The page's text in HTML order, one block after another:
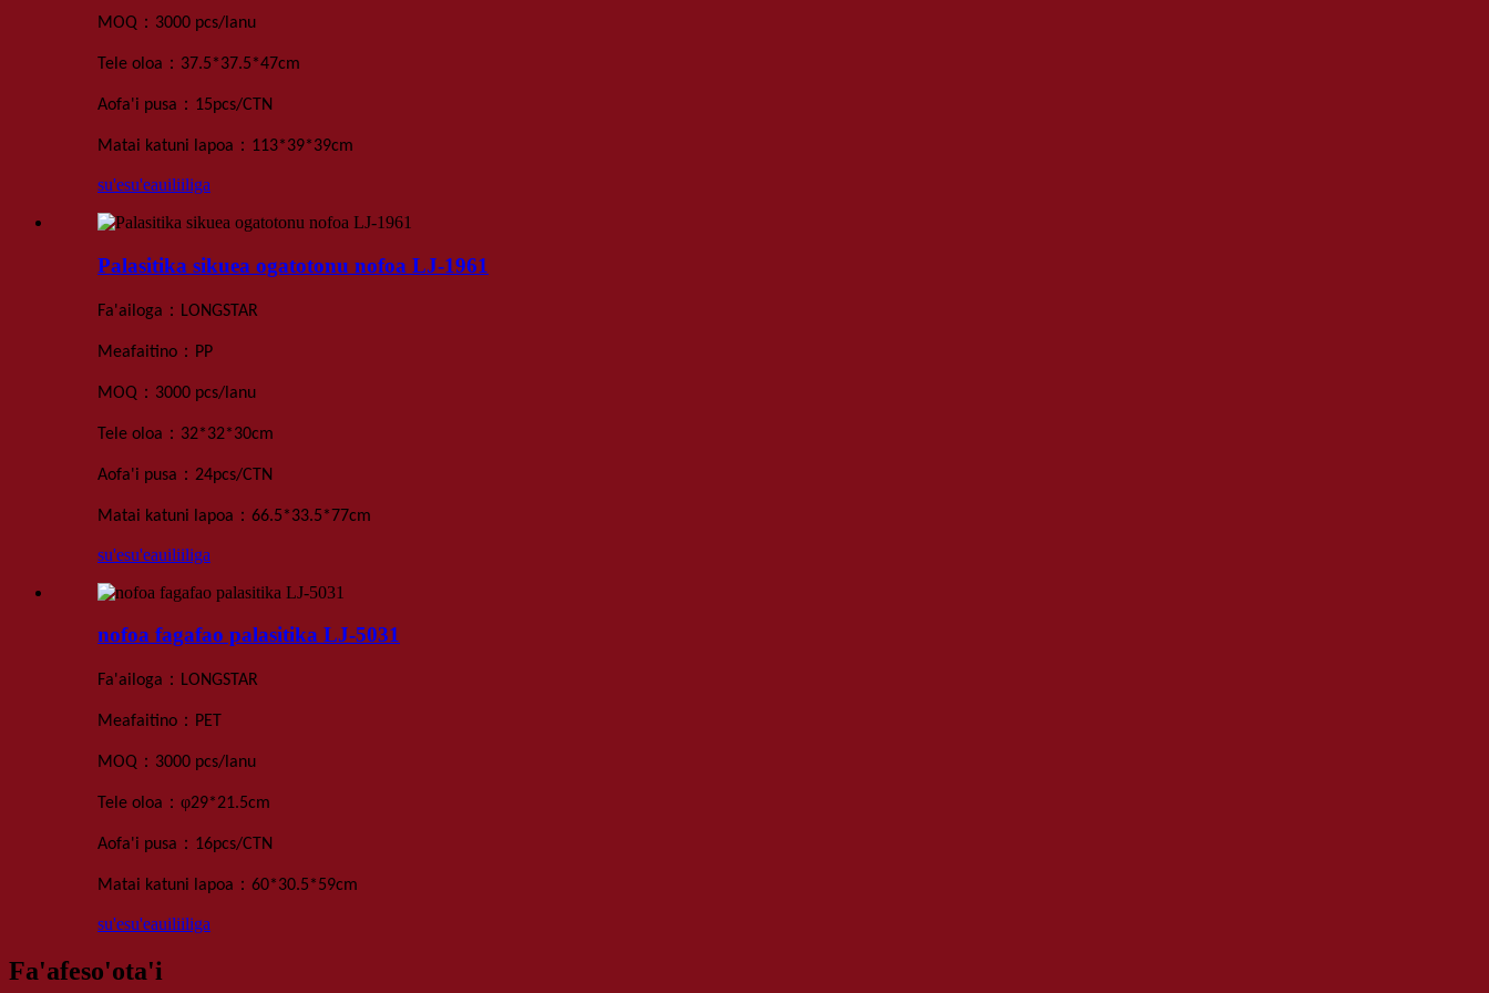
MOQ ： 3000 pcs/lanu
Tele oloa ： 37.5*37.5*47cm
Aofa'i pusa ： 15pcs/CTN
Matai katuni lapoa ： 113*39*39cm
su'esu'eauiliiliga
Palasitika sikuea ogatotonu nofoa LJ-1961
Fa'ailoga ： LONGSTAR
Meafaitino ： PP
MOQ ： 3000 pcs/lanu
Tele oloa ： 32*32*30cm
Aofa'i pusa ： 24pcs/CTN
Matai katuni lapoa ： 66.5*33.5*77cm
su'esu'eauiliiliga
nofoa fagafao palasitika LJ-5031
Fa'ailoga ： LONGSTAR
Meafaitino ： PET
MOQ ： 3000 pcs/lanu
Tele oloa ： φ29*21.5cm
Aofa'i pusa ： 16pcs/CTN
Matai katuni lapoa ： 60*30.5*59cm
su'esu'eauiliiliga
Fa'afeso'ota'i